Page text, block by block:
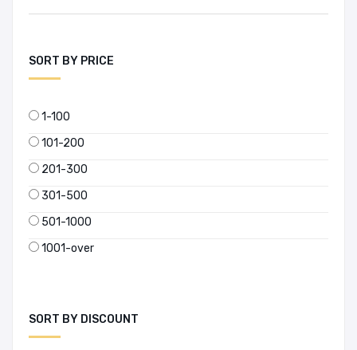
SORT BY PRICE
1-100
101-200
201-300
301-500
501-1000
1001-over
SORT BY DISCOUNT